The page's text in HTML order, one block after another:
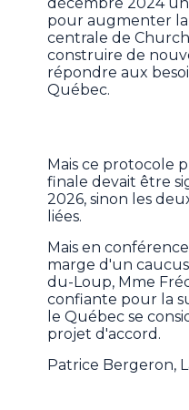
pour augmenter
centrale de
construire de
répondre aux
Québec.
Mais ce protocole
finale devait être
2026, sinon les
liées.
Mais en
marge d'un
du-Loup, Mme
confiante pour la
le Québec se
projet d'accord.
Patrice Bergeron,